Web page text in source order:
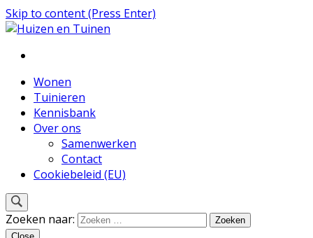
Skip to content (Press Enter)
Huizen en Tuinen
Inspiratie voor wonen en tuinieren
Wonen
Tuinieren
Kennisbank
Over ons
Samenwerken
Contact
Cookiebeleid (EU)
Zoeken naar: